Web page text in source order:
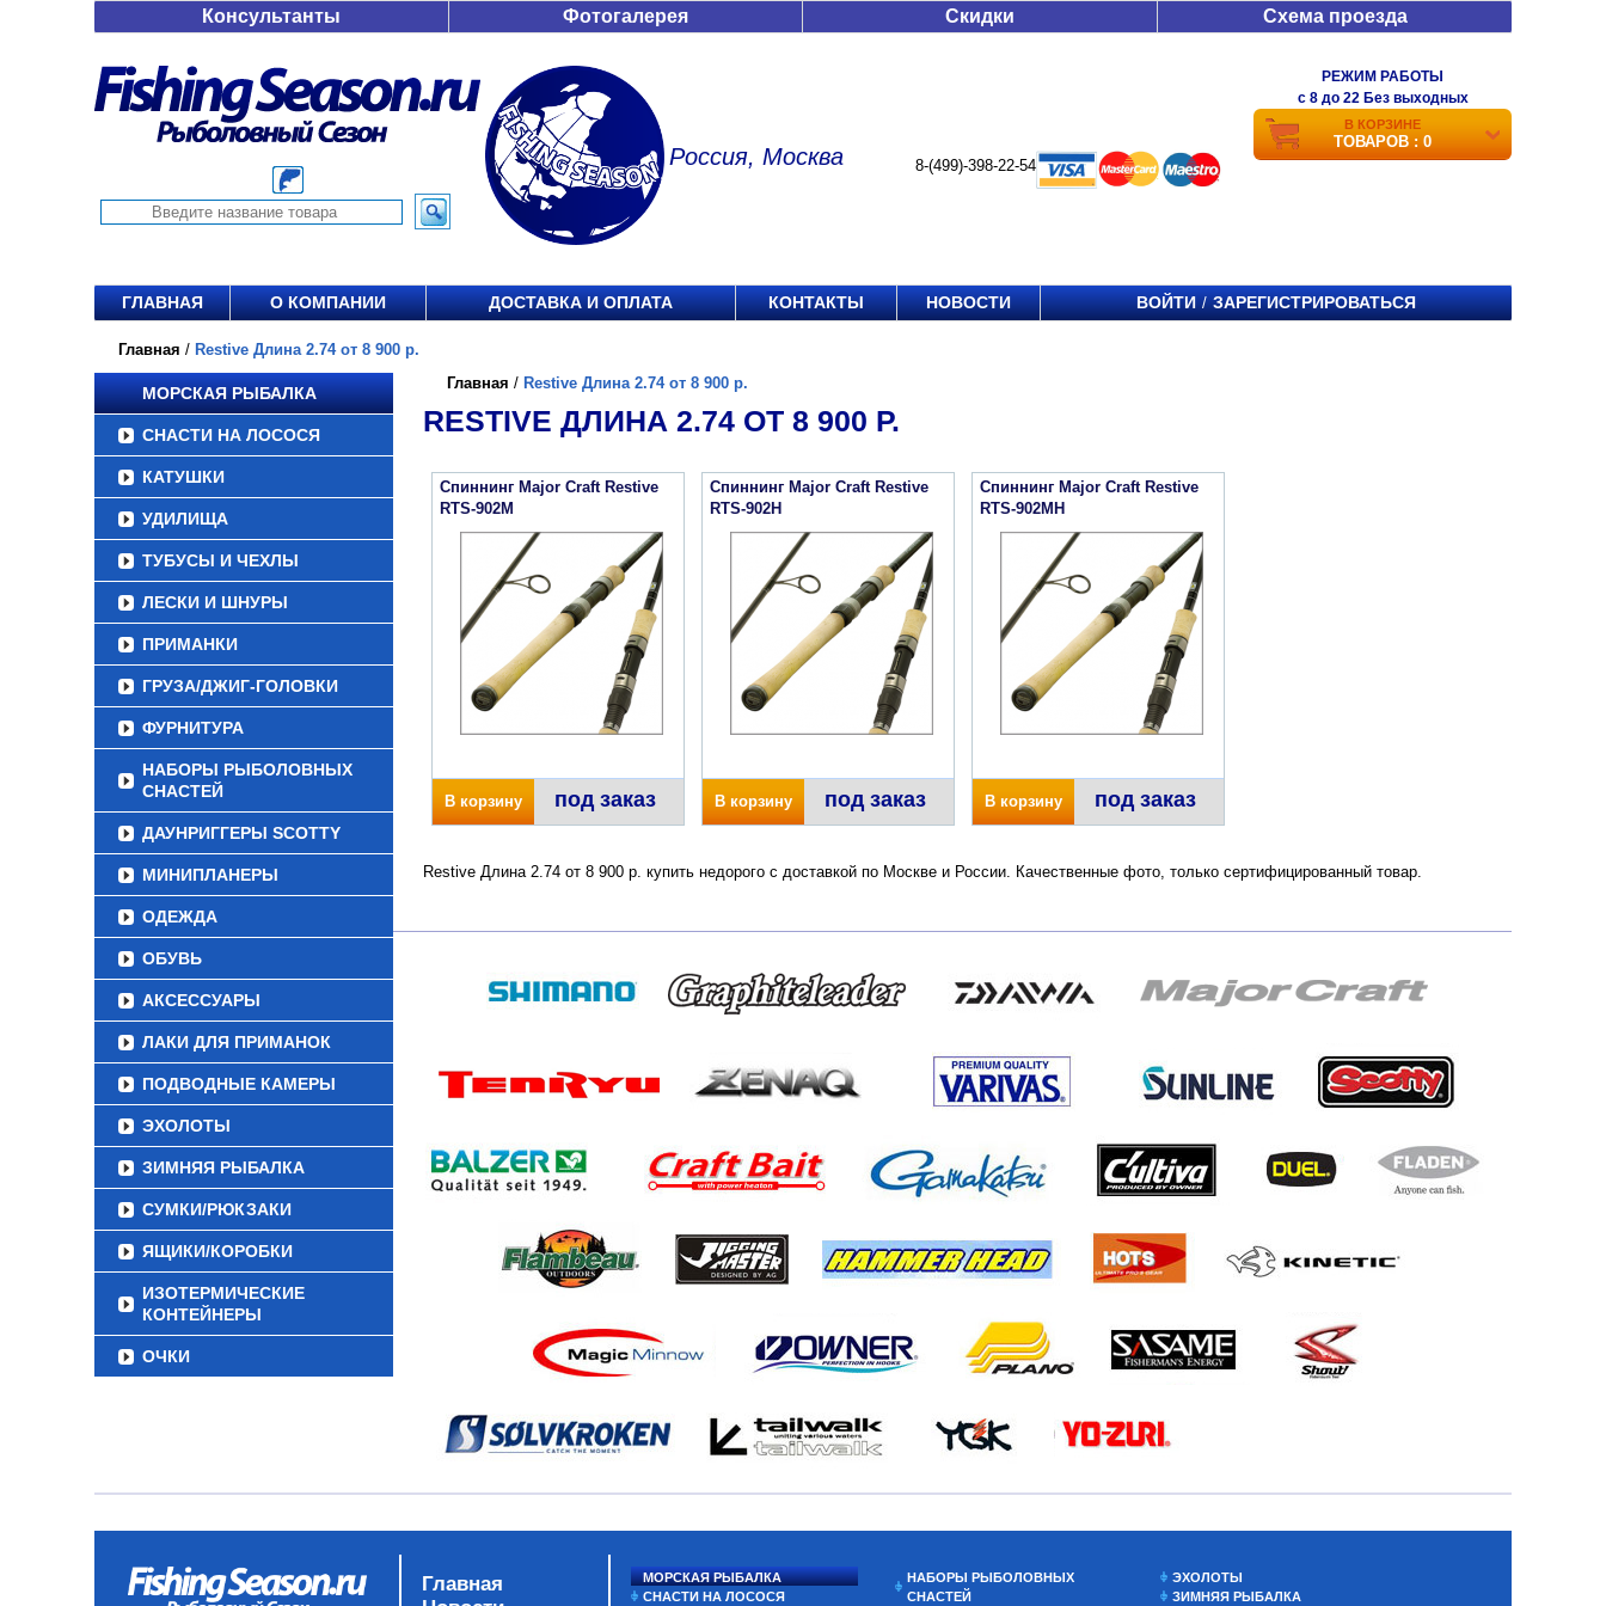
Консультанты Фотогалерея Скидки Схема проезда
Россия, Москва 8-(499)-398-22-54
РЕЖИМ РАБОТЫ
c 8 до 22 Без выходных
В КОРЗИНЕ
ТОВАРОВ : 0
ГЛАВНАЯ О КОМПАНИИ ДОСТАВКА И ОПЛАТА КОНТАКТЫ НОВОСТИ ВОЙТИ / ЗАРЕГИСТРИРОВАТЬСЯ
Главная / Restive Длина 2.74 от 8 900 р.
МОРСКАЯ РЫБАЛКА
СНАСТИ НА ЛОСОСЯ
КАТУШКИ
УДИЛИЩА
ТУБУСЫ И ЧЕХЛЫ
ЛЕСКИ И ШНУРЫ
ПРИМАНКИ
ГРУЗА/ДЖИГ-ГОЛОВКИ
ФУРНИТУРА
НАБОРЫ РЫБОЛОВНЫХ
СНАСТЕЙ
ДАУНРИГГЕРЫ SCOTTY
МИНИПЛАНЕРЫ
ОДЕЖДА
ОБУВЬ
АКСЕССУАРЫ
ЛАКИ ДЛЯ ПРИМАНОК
ПОДВОДНЫЕ КАМЕРЫ
ЭХОЛОТЫ
ЗИМНЯЯ РЫБАЛКА
СУМКИ/РЮКЗАКИ
ЯЩИКИ/КОРОБКИ
ИЗОТЕРМИЧЕСКИЕ
КОНТЕЙНЕРЫ
ОЧКИ
Главная / Restive Длина 2.74 от 8 900 р.
RESTIVE ДЛИНА 2.74 ОТ 8 900 Р.
Спиннинг Major Craft Restive
RTS-902M
В корзину под заказ
Спиннинг Major Craft Restive
RTS-902H
В корзину под заказ
Спиннинг Major Craft Restive
RTS-902MH
В корзину под заказ
Restive Длина 2.74 от 8 900 р. купить недорого с доставкой по Москве и России. Качественные фото, только сертифицированный товар.
Главная
МОРСКАЯ РЫБАЛКА
СНАСТИ НА ЛОСОСЯ
НАБОРЫ РЫБОЛОВНЫХ
СНАСТЕЙ
ЭХОЛОТЫ
ЗИМНЯЯ РЫБАЛКА